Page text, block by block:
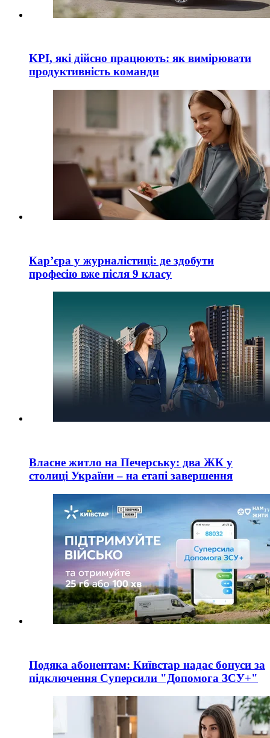
KPI, які дійсно працюють: як вимірювати
продуктивність команди
Кар’єра у журналістиці: де здобути
професію вже після 9 класу
Власне житло на Печерську: два ЖК у
столиці України – на етапі завершення
Подяка абонентам: Київстар надає бонуси за
підключення Суперсили "Допомога ЗСУ+"